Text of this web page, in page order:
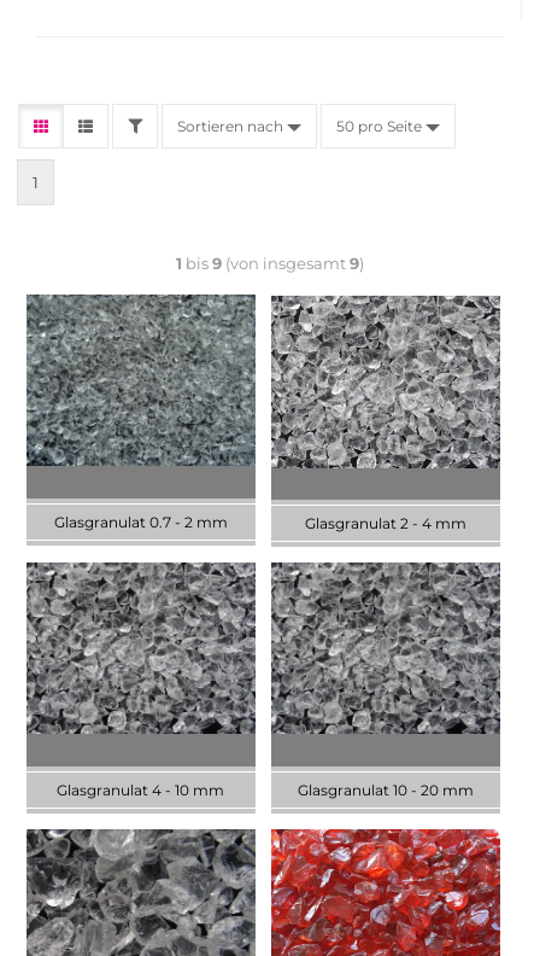
Sortieren nach 50 pro Seite
1
1 bis9 (von insgesamt9)
Glasgranulat 0.7 - 2 mm
Wir liefern Industriequalität.
Sauber, trocken, staubfrei.
JETZT ENTDECKEN
Glasgranulat 2 - 4 mm
Wir liefern Industriequalität.
Sauber, trocken, staubfrei.
JETZT ENTDECKEN
Glasgranulat 4 - 10 mm
Wir liefern Industriequalität.
Sauber, trocken, staubfrei.
JETZT ENTDECKEN
Glasgranulat 10 - 20 mm
Wir liefern Industriequalität.
Sauber, trocken, staubfrei.
JETZT ENTDECKEN